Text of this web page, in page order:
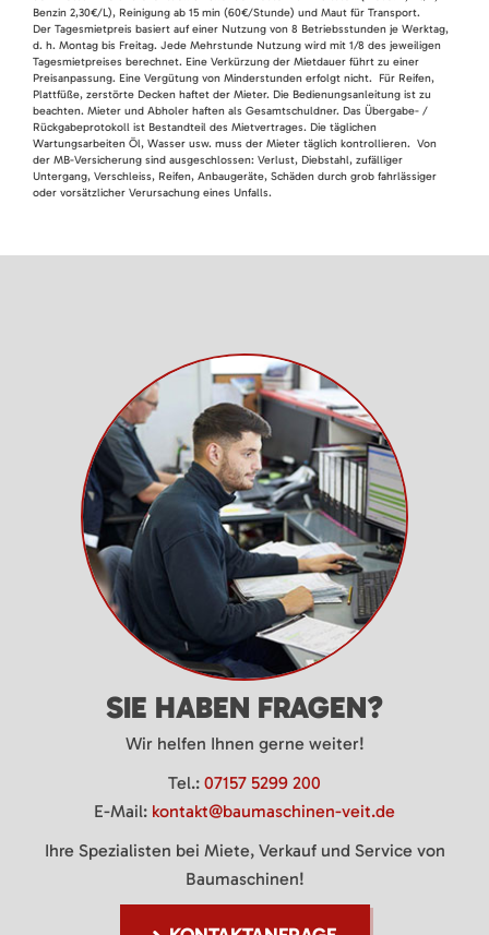
Benzin 2,30€/L), Reinigung ab 15 min (60€/Stunde) und Maut für Transport.
Der Tagesmietpreis basiert auf einer Nutzung von 8 Betriebsstunden je Werktag,
d. h. Montag bis Freitag. Jede Mehrstunde Nutzung wird mit 1/8 des jeweiligen
Tagesmietpreises berechnet. Eine Verkürzung der Mietdauer führt zu einer
Preisanpassung. Eine Vergütung von Minderstunden erfolgt nicht. Für Reifen,
Plattfüße, zerstörte Decken haftet der Mieter. Die Bedienungsanleitung ist zu
beachten. Mieter und Abholer haften als Gesamtschuldner. Das Übergabe- /
Rückgabeprotokoll ist Bestandteil des Mietvertrages. Die täglichen
Wartungsarbeiten Öl, Wasser usw. muss der Mieter täglich kontrollieren. Von
der MB-Versicherung sind ausgeschlossen: Verlust, Diebstahl, zufälliger
Untergang, Verschleiss, Reifen, Anbaugeräte, Schäden durch grob fahrlässiger
oder vorsätzlicher Verursachung eines Unfalls.
SIE HABEN FRAGEN?
Wir helfen Ihnen gerne weiter!
Tel.: 07157 5299 200
E-Mail: kontakt@baumaschinen-veit.de
Ihre Spezialisten bei Miete, Verkauf und Service von
Baumaschinen!